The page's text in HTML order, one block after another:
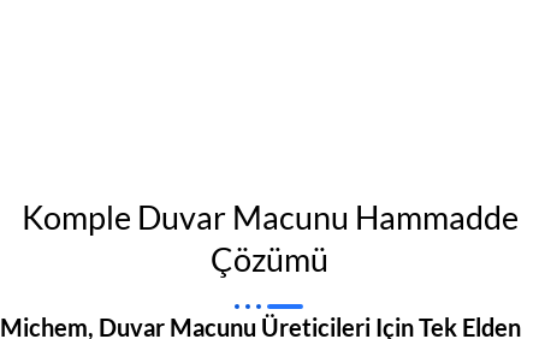
Komple Duvar Macunu Hammadde
Çözümü
Michem, Duvar Macunu Üreticileri Için Tek Elden